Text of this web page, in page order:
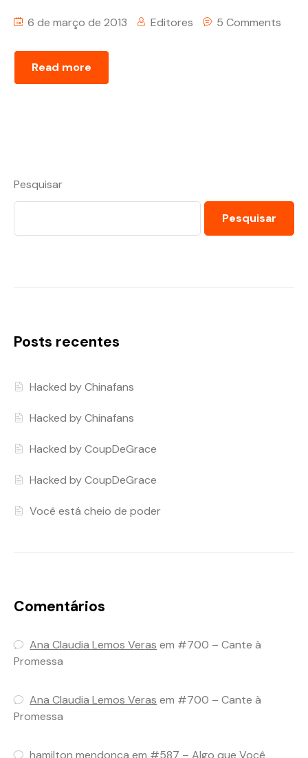
6 de março de 2013 Editores 5 Comments
Read more
Pesquisar
Pesquisar
Posts recentes
Hacked by Chinafans
Hacked by Chinafans
Hacked by CoupDeGrace
Hacked by CoupDeGrace
Você está cheio de poder
Comentários
Ana Claudia Lemos Veras em #700 – Cante à
Promessa
Ana Claudia Lemos Veras em #700 – Cante à
Promessa
hamilton mendonça em #587 – Algo que Você